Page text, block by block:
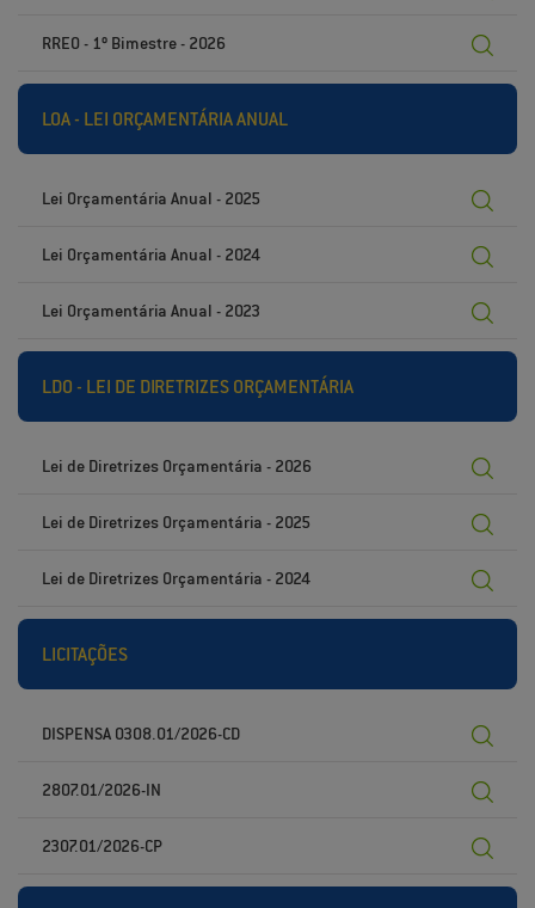
RREO - 1º Bimestre - 2026
LOA - LEI ORÇAMENTÁRIA ANUAL
Lei Orçamentária Anual - 2025
Lei Orçamentária Anual - 2024
Lei Orçamentária Anual - 2023
LDO - LEI DE DIRETRIZES ORÇAMENTÁRIA
Lei de Diretrizes Orçamentária - 2026
Lei de Diretrizes Orçamentária - 2025
Lei de Diretrizes Orçamentária - 2024
LICITAÇÕES
DISPENSA 0308.01/2026-CD
2807.01/2026-IN
2307.01/2026-CP